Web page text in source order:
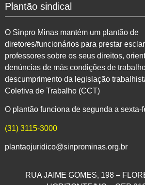
Plantão sindical
O Sinpro Minas mantém um plantão de
diretores/funcionários para prestar
professores sobre os seus direitos,
denúncias de más condições de
descumprimento da legislação
Coletiva de Trabalho (CCT)
O plantão funciona de segunda a sexta-
(31) 3115-3000
plantaojuridico@sinprominas.org.br
RUA JAIME GOMES, 198 –